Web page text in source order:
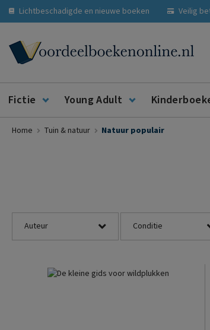
Lichtbeschadigde en nieuwe boeken Veilig
Fictie Young Adult
Home Tuin & natuur Natuur populair
Auteur Conditie